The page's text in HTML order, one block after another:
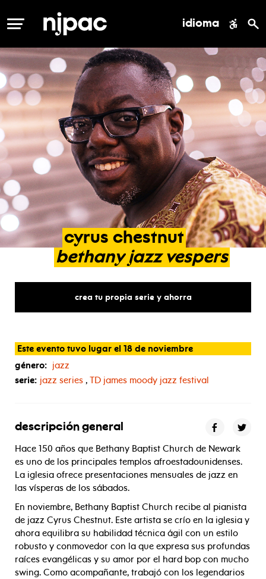
MENÚ idioma
cyrus chestnut
bethany jazz vespers
crea tu propia serie y ahorra
Este evento tuvo lugar el 18 de noviembre
género: jazz
serie: jazz series , TD james moody jazz festival
descripción general
Hace 150 años que Bethany Baptist Church de Newark
es uno de los principales templos afroestadounidenses.
La iglesia ofrece presentaciones mensuales de jazz en
las vísperas de los sábados.
En noviembre, Bethany Baptist Church recibe al pianista
de jazz Cyrus Chestnut. Este artista se crío en la iglesia y
ahora equilibra su habilidad técnica ágil con un estilo
robusto y conmovedor con la que expresa sus profundas
raíces evangélicas y su amor por el hard bop con mucho
swing. Como acompañante, trabajó con los legendarios